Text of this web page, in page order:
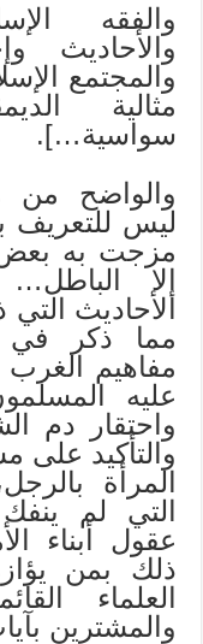
والفقه
والأحاديث
والمجتمع
مثالية
سواسية…].
والواضح من
ليس للتعريف
مزجت به بعض
إلا
الأحاديث
مما ذكر في
مفاهيم
عليه
واحتقار دم
والتأكيد على
المرأة
التي لم
عقول أبناء
ذلك بمن
العلماء
والمشترين